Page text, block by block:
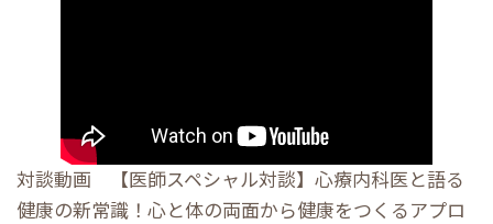
対談動画 【医師スペシャル対談】心療内科医と語る
健康の新常識！心と体の両面から健康をつくるアプロ